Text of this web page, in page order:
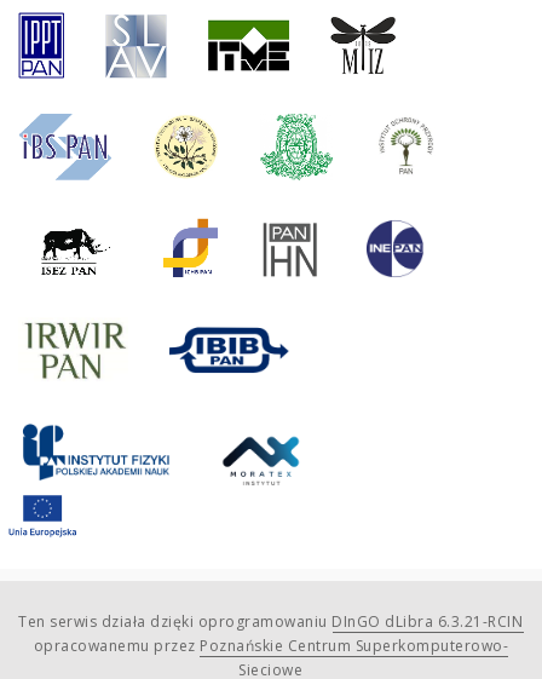
Ten serwis działa dzięki oprogramowaniu DInGO dLibra 6.3.21-RCIN
opracowanemu przez Poznańskie Centrum Superkomputerowo-
Sieciowe